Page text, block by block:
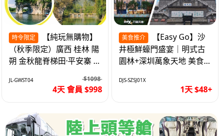
時令限定
（秋季限定）廣西 桂林 陽
朔 金秋龍脊梯田·平安寨 城
4天
JL-GWST04 $1098
4天 會員 $998
美食推介
井極鮮蠔門盛宴｜明式古
園林+深圳萬象天地 美食
DJS-SZSJ01X
1天 $48+